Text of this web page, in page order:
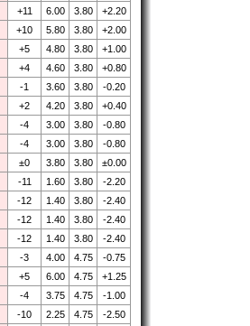
+11 6.00 3.80
+2.20
+10 5.80 3.80
+2.00
+5 4.80 3.80
+1.00
+4 4.60 3.80
+0.80
-1 3.60 3.80
-0.20
+2 4.20 3.80
+0.40
-4 3.00 3.80
-0.80
-4 3.00 3.80
-0.80
±0 3.80 3.80
±0.00
-11 1.60 3.80
-2.20
-12 1.40 3.80
-2.40
-12 1.40 3.80
-2.40
-12 1.40 3.80
-2.40
-3 4.00 4.75
-0.75
+5 6.00 4.75
+1.25
-4 3.75 4.75
-1.00
-10 2.25 4.75
-2.50